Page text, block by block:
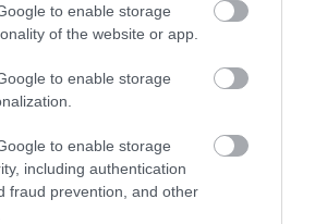
to enable storage
of the website or app.
to enable storage
to enable storage
including authentication
fraud prevention, and other